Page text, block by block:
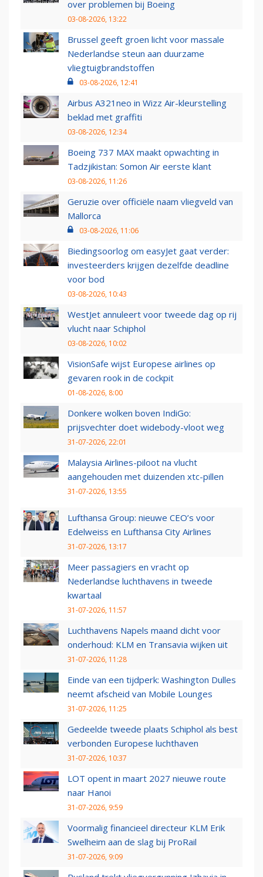
over problemen bij Boeing
03-08-2026, 13:22
Brussel geeft groen licht voor massale
Nederlandse steun aan duurzame
vliegtuigbrandstoffen
03-08-2026, 12:41
Airbus A321neo in Wizz Air-kleurstelling
beklad met graffiti
03-08-2026, 12:34
Boeing 737 MAX maakt opwachting in
Tadzjikistan: Somon Air eerste klant
03-08-2026, 11:26
Geruzie over officiële naam vliegveld van
Mallorca
03-08-2026, 11:06
Biedingsoorlog om easyJet gaat verder:
investeerders krijgen dezelfde deadline
voor bod
03-08-2026, 10:43
WestJet annuleert voor tweede dag op rij
vlucht naar Schiphol
03-08-2026, 10:02
VisionSafe wijst Europese airlines op
gevaren rook in de cockpit
01-08-2026, 8:00
Donkere wolken boven IndiGo:
prijsvechter doet widebody-vloot weg
31-07-2026, 22:01
Malaysia Airlines-piloot na vlucht
aangehouden met duizenden xtc-pillen
31-07-2026, 13:55
Lufthansa Group: nieuwe CEO’s voor
Edelweiss en Lufthansa City Airlines
31-07-2026, 13:17
Meer passagiers en vracht op
Nederlandse luchthavens in tweede
kwartaal
31-07-2026, 11:57
Luchthavens Napels maand dicht voor
onderhoud: KLM en Transavia wijken uit
31-07-2026, 11:28
Einde van een tijdperk: Washington Dulles
neemt afscheid van Mobile Lounges
31-07-2026, 11:25
Gedeelde tweede plaats Schiphol als best
verbonden Europese luchthaven
31-07-2026, 10:37
LOT opent in maart 2027 nieuwe route
naar Hanoi
31-07-2026, 9:59
Voormalig financieel directeur KLM Erik
Swelheim aan de slag bij ProRail
31-07-2026, 9:09